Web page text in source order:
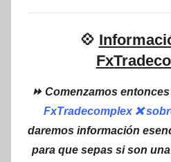
💠
⏩ Comenzamos
FxTradecomplex ❌
daremos información
para que sepas si son